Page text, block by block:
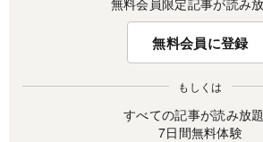
無料会員限定記事が読み放
無料会員に登録
もしくは
すべての記事が読み放題
7日間無料体験